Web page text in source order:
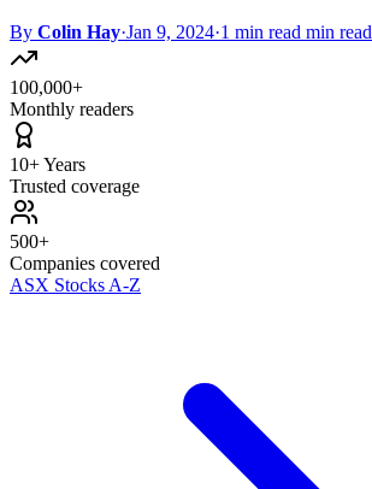
By Colin Hay·Jan 9, 2024·1 min read min read
100,000+
Monthly readers
10+ Years
Trusted coverage
500+
Companies covered
ASX Stocks A-Z